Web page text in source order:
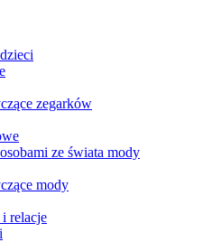
zegarków
ze świata mody
mody
relacje